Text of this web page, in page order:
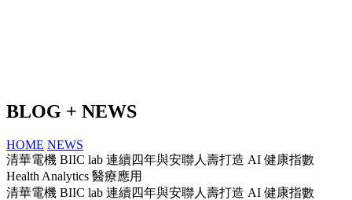
BLOG + NEWS
HOME NEWS
清華電機 BIIC lab 連續四年與安聯人壽打造 AI 健康指數
Health Analytics 醫療應用
清華電機 BIIC lab 連續四年與安聯人壽打造 AI 健康指數